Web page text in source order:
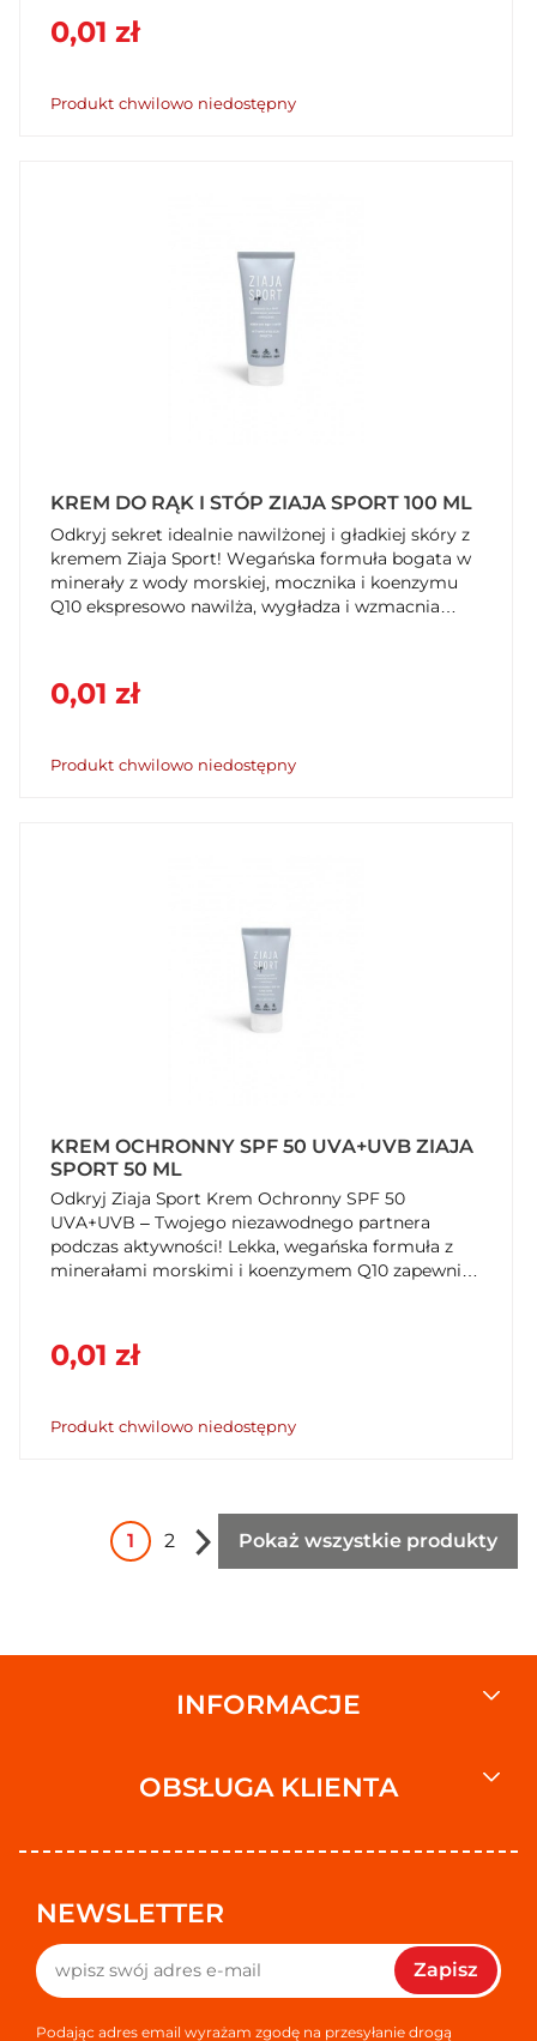
0,01 zł
Produkt chwilowo niedostępny
KREM DO RĄK I STÓP ZIAJA SPORT 100 ML
Odkryj sekret idealnie nawilżonej i gładkiej skóry z
kremem Ziaja Sport! Wegańska formuła bogata w
minerały z wody morskiej, mocznika i koenzymu
Q10 ekspresowo nawilża, wygładza i wzmacnia
0,01 zł
Produkt chwilowo niedostępny
KREM OCHRONNY SPF 50 UVA+UVB ZIAJA
SPORT 50 ML
Odkryj Ziaja Sport Krem Ochronny SPF 50
UVA+UVB – Twojego niezawodnego partnera
podczas aktywności! Lekka, wegańska formuła z
minerałami morskimi i koenzymem Q10 zapewnia
Zabezpiecz się przed słońcem w SzybkiKoszyk.pl!
0,01 zł
Produkt chwilowo niedostępny
1 2 Pokaż wszystkie produkty
INFORMACJE
OBSŁUGA KLIENTA
NEWSLETTER
Zapisz
Podając adres email wyrażam zgodę na przesyłanie drogą